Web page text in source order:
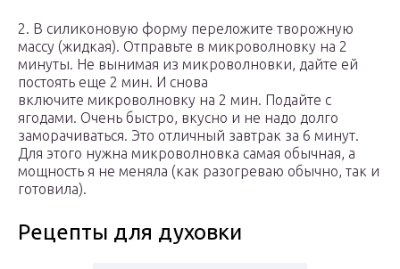
2. В силиконовую форму переложите творожную
массу (жидкая). Отправьте в микроволновку на 2
минуты. Не вынимая из микроволновки, дайте ей
постоять еще 2 мин. И снова
включите микроволновку на 2 мин. Подайте с
ягодами. Очень быстро, вкусно и не надо долго
заморачиваться. Это отличный завтрак за 6 минут.
Для этого нужна микроволновка самая обычная, а
мощность я не меняла (как разогреваю обычно, так и
готовила).
Рецепты для духовки